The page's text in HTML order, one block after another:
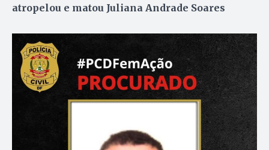
atropelou e matou Juliana Andrade Soares